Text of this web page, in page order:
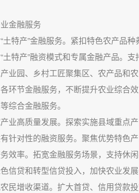
金融服务
特产”金融服务。紧扣特色农产品
土特产”融资模式和专属金融产品。
业园、乡村工匠聚集区、农产品和
环节金融服务，不断提升农业综合
综合金融服务。
高质量发展。探索实施县域重点产
针对性的融资服务。聚焦优势特色
效率。拓宽金融服务场景，支持休
信贷和转型信贷投入，加快农业发
增收渠道。扩大首贷、信用贷款